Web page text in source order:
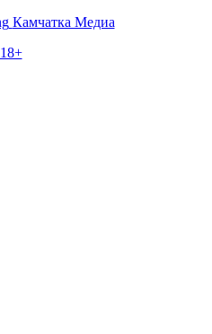
Камчатка Медиа
18+